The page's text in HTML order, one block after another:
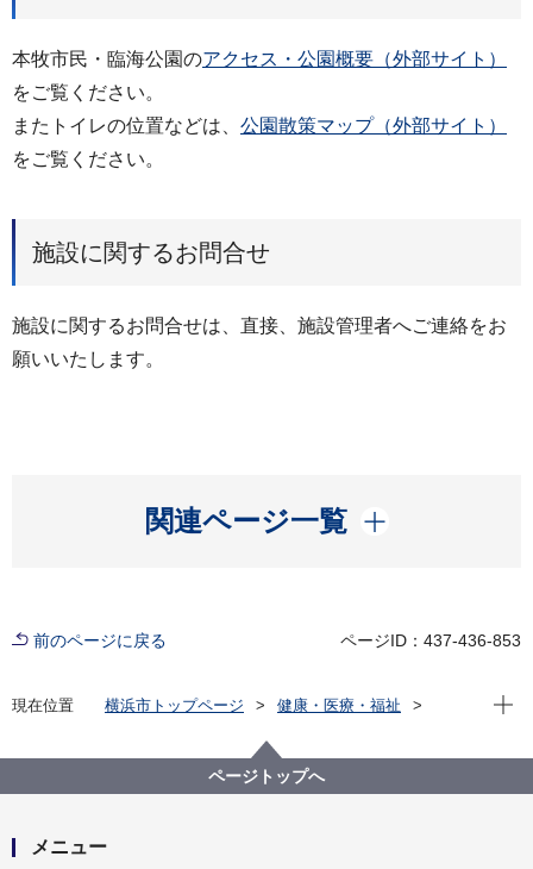
本牧市民・臨海公園のアクセス・公園概要（外部サイト）
をご覧ください。
またトイレの位置などは、 公園散策マップ（外部サイト）
をご覧ください。
施設に関するお問合せ
施設に関するお問合せは、直接、施設管理者へご連絡をお
願いいたします。
関連ページ一覧
開く
前のページに戻る ページID：437-436-853
現在位置 横浜市トップページ
健康・医療・福祉
市内公共施設等バリアフリー情報
本牧市民・臨海公園
現在
ページトップへ
メニュー